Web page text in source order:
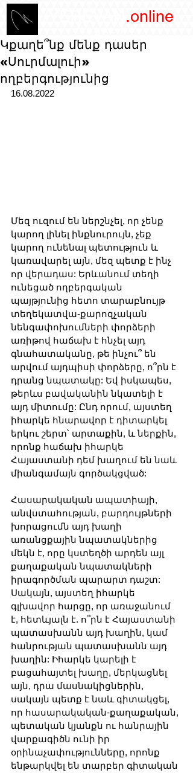
.online
Կքաղե՞նք մենք դասեր
«Սուրմալուի»
ողբերգությունից
16.08.2022
Մեզ ուզում են ներշնչել, որ չենք
կարող լինել ինքնուրույն, չեք
կարող ունենալ պետություն և
կառավարել այն, մեզ պետք է ինչ
որ վերադաս: Երևանում տեղի
ունեցած ողբերգական
պայթյունից հետո տարաբնույթ
տեղեկատվա-քարոզչական
նենգափոխումների փորձերի
առիթով հաճախ է հնչել այդ
գնահատականը, թե ինչու՞ են
արվում այդպիսի փորձերը, ո՞րն է
դրանց նպատակը: Եվ իսկապես,
թերևս բավականին նկատելի է
այդ միտումը: Ընդ որում, այստեղ
իհարկե հնարավոր է դիտարկել
երկու շերտ՝ արտաքին, և ներքին,
որոնք հաճախ իհարկե
Հայաստանի դեմ խաղում են նաև
միանգամայն գործակցված:
Հասարակական ապատիայի,
անվստահության, բարդույթների
խորացումն այդ խաղի
առանցքային նպատակներից
մեկն է, որը կստեղծի արդեն այլ
քաղաքական նպատակների
իրագործման պարարտ դաշտ:
Սակայն, այստեղ իհարկե
գլխավոր հարցը, որ առաջանում
է, հետևյալն է. ո՞րն է Հայաստանի
պատասխանն այդ խաղին, կամ
հանրության պատասխանն այդ
խաղին: Իհարկե կարելի է
բացահայտել խաղը, մերկացնել
այն, դրա մասնակիցներին,
սակայն պետք է նաև գիտակցել,
որ հասարակական-քաղաքական,
պետական կյանքն ու հանրային
վարքագիծն ունի իր
օրինաչափությունները, որոնք
ենթարկվել են տարբեր գիտական